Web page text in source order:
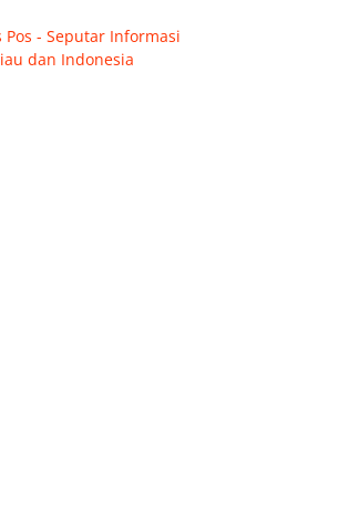
Pos - Seputar Informasi
dan Indonesia